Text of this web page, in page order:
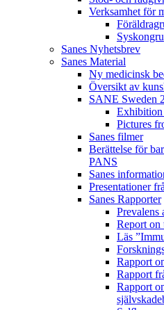
Verksamhet för
Sanes Nyhetsbrev
Sanes Material
Ny medicinsk
Översikt av
SANE Sweden
Exhibition
Pictures
Sanes filmer
Berättelse för
PANS
Sanes
Presentationer
Sanes Rapporter
Prevalens
Report on
Läs
Rapport
Rapport
Rapport